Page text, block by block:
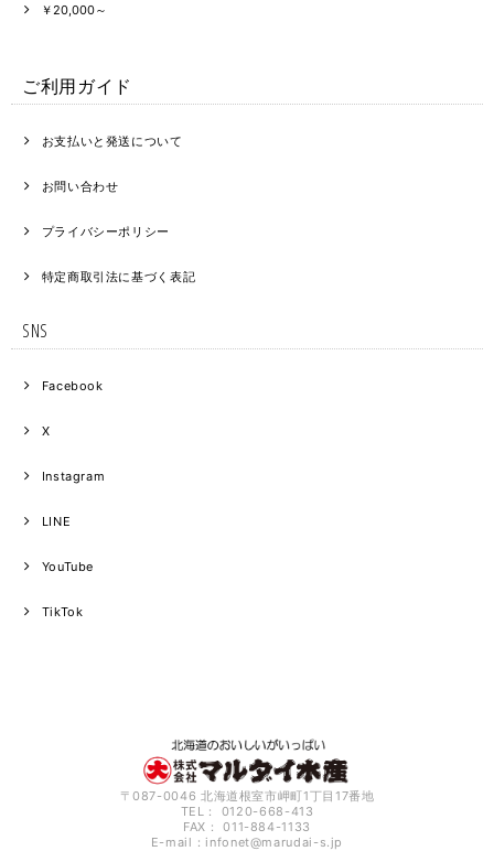
￥20,000～
ご利用ガイド
お支払いと発送について
お問い合わせ
プライバシーポリシー
特定商取引法に基づく表記
SNS
Facebook
X
Instagram
LINE
YouTube
TikTok
〒087-0046 北海道根室市岬町1丁目17番地
TEL： 0120-668-413
FAX： 011-884-1133
E-mail： infonet@marudai-s.jp